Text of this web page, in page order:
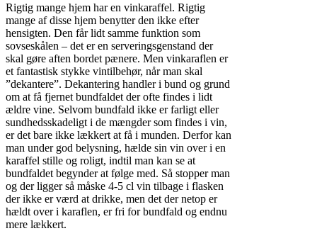
Rigtig mange hjem har en vinkaraffel. Rigtig
mange af disse hjem benytter den ikke efter
hensigten. Den får lidt samme funktion som
sovseskålen – det er en serveringsgenstand der
skal gøre aften bordet pænere. Men vinkaraflen er
et fantastisk stykke vintilbehør, når man skal
”dekantere”. Dekantering handler i bund og grund
om at få fjernet bundfaldet der ofte findes i lidt
ældre vine. Selvom bundfald ikke er farligt eller
sundhedsskadeligt i de mængder som findes i vin,
er det bare ikke lækkert at få i munden. Derfor kan
man under god belysning, hælde sin vin over i en
karaffel stille og roligt, indtil man kan se at
bundfaldet begynder at følge med. Så stopper man
og der ligger så måske 4-5 cl vin tilbage i flasken
der ikke er værd at drikke, men det der netop er
hældt over i karaflen, er fri for bundfald og endnu
mere lækkert.